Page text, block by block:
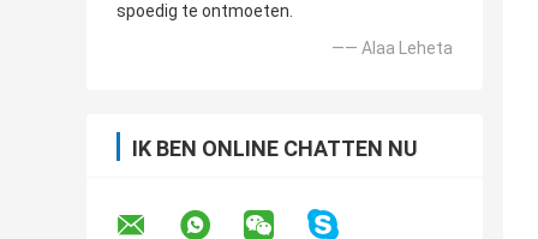
spoedig te ontmoeten.
—— Alaa Leheta
IK BEN ONLINE CHATTEN NU